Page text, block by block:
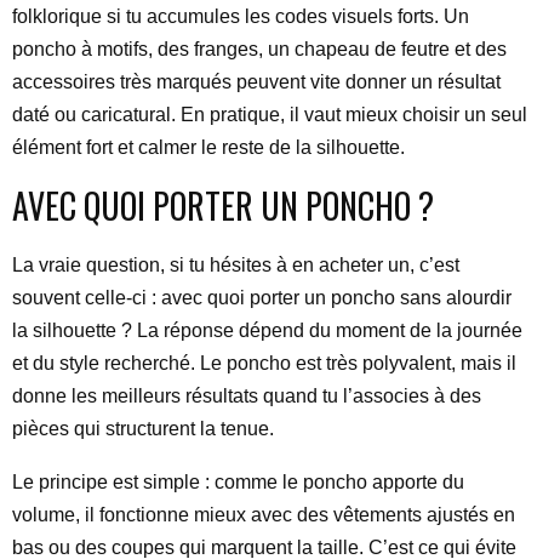
folklorique si tu accumules les codes visuels forts. Un
poncho à motifs, des franges, un chapeau de feutre et des
accessoires très marqués peuvent vite donner un résultat
daté ou caricatural. En pratique, il vaut mieux choisir un seul
élément fort et calmer le reste de la silhouette.
AVEC QUOI PORTER UN PONCHO ?
La vraie question, si tu hésites à en acheter un, c’est
souvent celle-ci : avec quoi porter un poncho sans alourdir
la silhouette ? La réponse dépend du moment de la journée
et du style recherché. Le poncho est très polyvalent, mais il
donne les meilleurs résultats quand tu l’associes à des
pièces qui structurent la tenue.
Le principe est simple : comme le poncho apporte du
volume, il fonctionne mieux avec des vêtements ajustés en
bas ou des coupes qui marquent la taille. C’est ce qui évite